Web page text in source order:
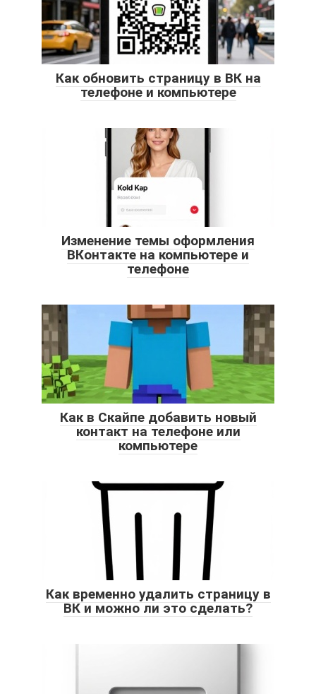
Как обновить страницу в ВК на
телефоне и компьютере
Изменение темы оформления
ВКонтакте на компьютере и
телефоне
Как в Скайпе добавить новый
контакт на телефоне или
компьютере
Как временно удалить страницу в
ВК и можно ли это сделать?